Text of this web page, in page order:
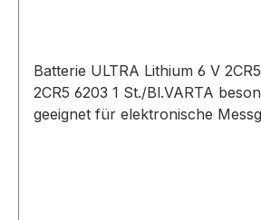
Batterie ULTRA Lithium 6 V
2CR5 6203 1 St./Bl.VARTA
geeignet für elektronische